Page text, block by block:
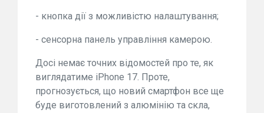
- кнопка дії з можливістю налаштування;
- сенсорна панель управління камерою.
Досі немає точних відомостей про те, як
виглядатиме iPhone 17. Проте,
прогнозується, що новий смартфон все ще
буде виготовлений з алюмінію та скла,